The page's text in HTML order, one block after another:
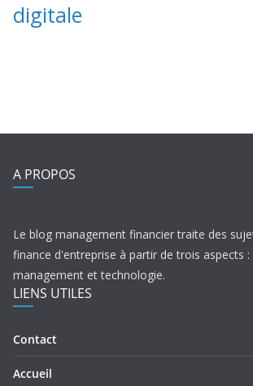
digitale
A PROPOS
Le blog management financier traite des
finance d'entreprise à partir de trois aspects :
management et technologie.
LIENS UTILES
Contact
Accueil